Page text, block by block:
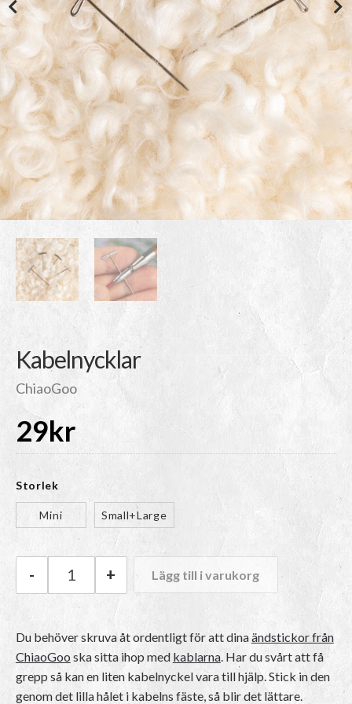
Kabelnycklar
ChiaoGoo
29kr
Storlek
Mini Small+Large
ChiaoGoo Kabelnycklar mängd
- + Lägg till i varukorg
Du behöver skruva åt ordentligt för att dinaändstickor från
ChiaoGoo ska sitta ihop med kablarna. Har du svårt att få
grepp så kan en liten kabelnyckel vara till hjälp. Stick in den
genom det lilla hålet i kabelns fäste, så blir det lättare.